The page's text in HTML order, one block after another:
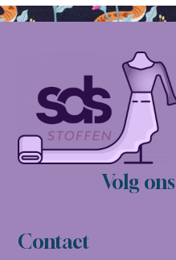
Volg
Contact